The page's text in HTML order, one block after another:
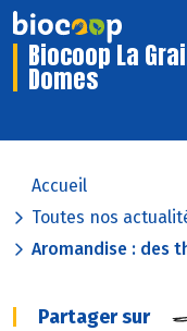
Biocoop La
Domes
Accueil
Toutes nos
Aromandise : des
Partager sur